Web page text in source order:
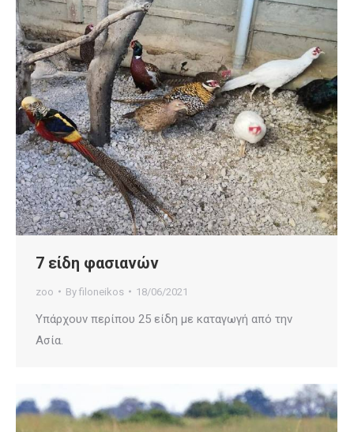
7 είδη φασιανών
zoo By filoneikos 18/06/2021
Υπάρχουν περίπου 25 είδη με καταγωγή από την
Ασία.